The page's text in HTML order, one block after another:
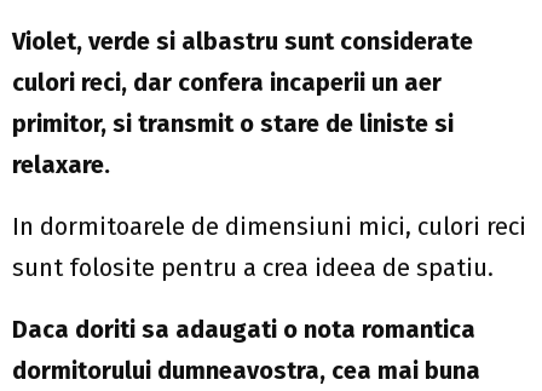
Violet, verde si albastru sunt considerate
culori reci, dar confera incaperii un aer
primitor, si transmit o stare de liniste si
relaxare.
In dormitoarele de dimensiuni mici, culori reci
sunt folosite pentru a crea ideea de spatiu.
Daca doriti sa adaugati o nota romantica
dormitorului dumneavostra, cea mai buna